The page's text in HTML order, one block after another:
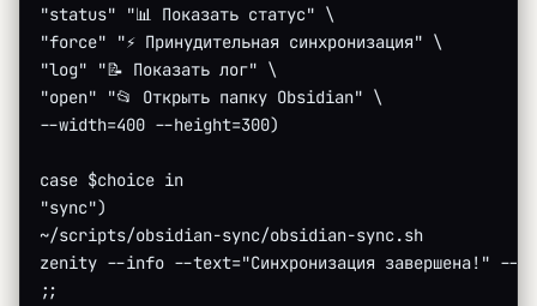
"status" "📊 Показать статус" \
"force" "⚡ Принудительная синхронизация" \
"log" "📝 Показать лог" \
"open" "📂 Открыть папку Obsidian" \
--width=400 --height=300)
case $choice in
"sync")
~/scripts/obsidian-sync/obsidian-sync.sh
zenity --info --text="Синхронизация завершена!" --
;;